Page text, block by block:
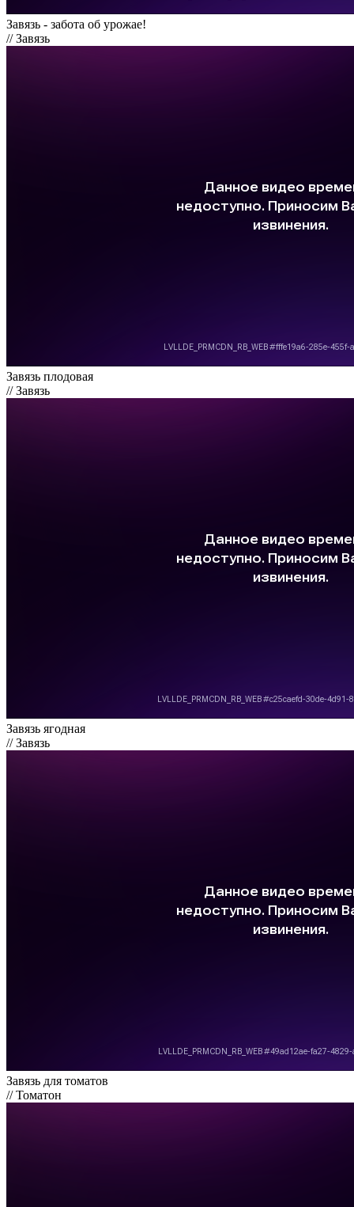
Завязь - забота об урожае!
// Завязь
Завязь плодовая
// Завязь
Завязь ягодная
// Завязь
Завязь для томатов
// Томатон